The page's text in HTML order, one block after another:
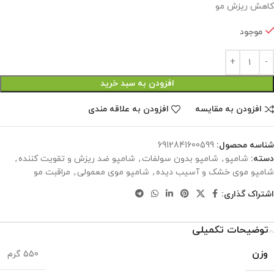
کاهش ریزش مو
موجود
افزودن به سبد خرید
افزودن به مقایسه افزودن به علاقه مندی
شناسه محصول: 6912841600599
دسته: شامپو , شامپو بدون سولفات , شامپو ضد ریزش و تقویت کننده ,
شامپو موی خشک و آسیب دیده , شامپو موی معمولی , مراقبت مو
اشتراک گذاری:
توضیحات تکمیلی
وزن
550 گرم